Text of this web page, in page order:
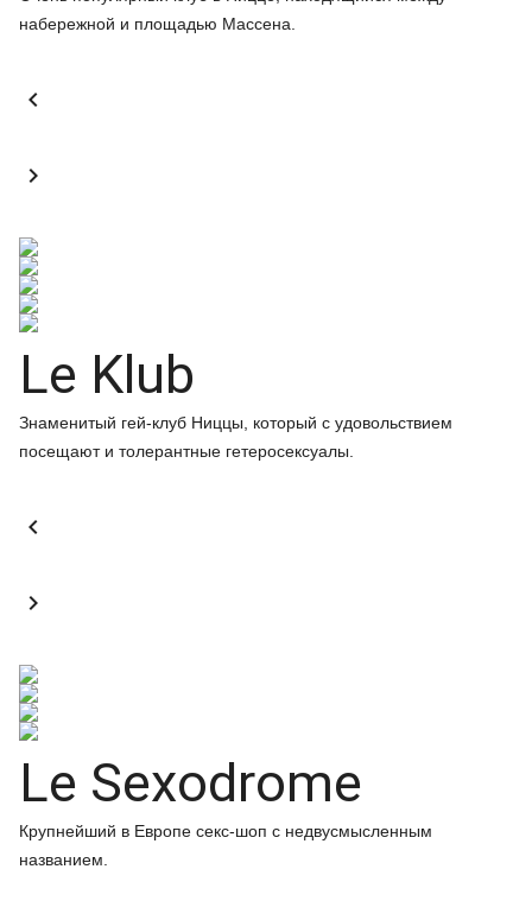
набережной и площадью Массена.


Le Klub
Знаменитый гей-клуб Ниццы, который с удовольствием
посещают и толерантные гетеросексуалы.


Le Sexodrome
Крупнейший в Европе секс-шоп с недвусмысленным
названием.